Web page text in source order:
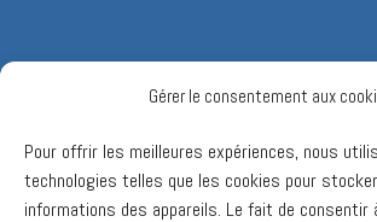
Gérer le consentement aux
Pour offrir les meilleures expériences, nous
technologies telles que les cookies pour
informations des appareils. Le fait de consentir